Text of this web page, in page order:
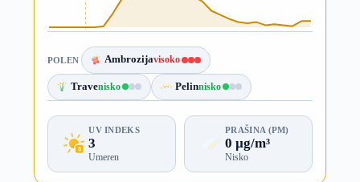
POLEN Ambrozijavisoko
Travenisko Pelinnisko
UV INDEKS
3
Umeren
PRAŠINA (PM)
0 µg/m³
Nisko